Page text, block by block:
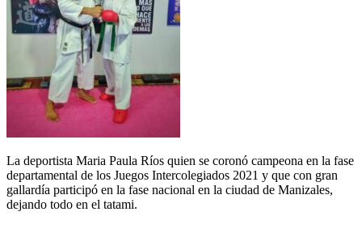
La deportista Maria Paula Ríos quien se coronó campeona en la fase
departamental de los Juegos Intercolegiados 2021 y que con gran
gallardía participó en la fase nacional en la ciudad de Manizales,
dejando todo en el tatami.